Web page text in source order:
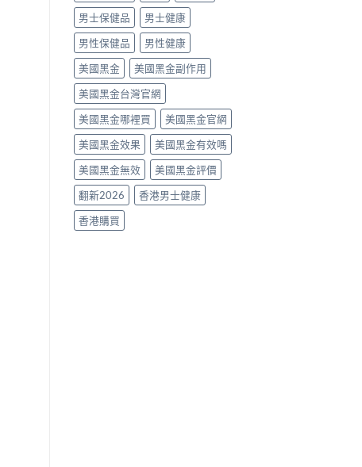
男士保健品
男士健康
男性保健品
男性健康
美國黑金
美國黑金副作用
美國黑金台灣官網
美國黑金哪裡買
美國黑金官網
美國黑金效果
美國黑金有效嗎
美國黑金無效
美國黑金評價
翻新2026
香港男士健康
香港購買